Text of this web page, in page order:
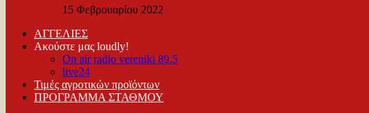
15 Φεβρουαρίου 2022
ΑΓΓΕΛΙΕΣ
Ακούστε μας loudly!
On air radio vereniki 89.5
live24
Τιμές αγροτικών προϊόντων
ΠΡΟΓΡΑΜΜΑ ΣΤΑΘΜΟΥ